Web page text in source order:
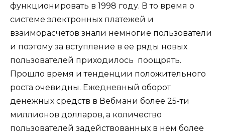
функционировать в 1998 году. В то время о
системе электронных платежей и
взаиморасчетов знали немногие пользователи
и поэтому за вступление в ее ряды новых
пользователей приходилось поощрять.
Прошло время и тенденции положительного
роста очевидны. Ежедневный оборот
денежных средств в Вебмани более 25-ти
миллионов долларов, а количество
пользователей задействованных в нем более